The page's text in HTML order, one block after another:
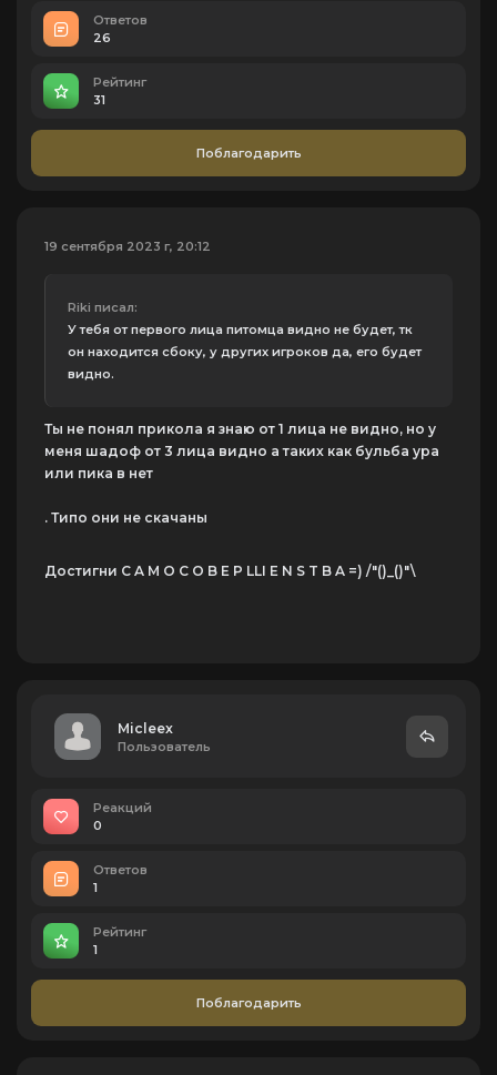
Ответов
26
Рейтинг
31
Поблагодарить
19 сентября 2023 г, 20:12
Riki писал:
У тебя от первого лица питомца видно не будет, тк
он находится сбоку, у других игроков да, его будет
видно.
Ты не понял прикола я знаю от 1 лица не видно, но у
меня шадоф от 3 лица видно а таких как бульба ура
или пика в нет
. Типо они не скачаны
Достигни C A M O C O B E P LLI E N S T B A =) /"()_()"\
Micleex
Пользователь
Реакций
0
Ответов
1
Рейтинг
1
Поблагодарить